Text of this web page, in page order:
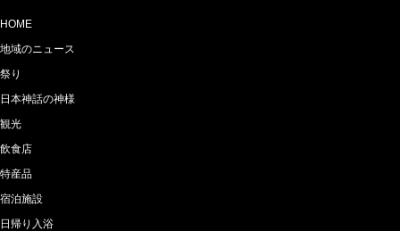
HOME
地域のニュース
祭り
日本神話の神様
観光
飲食店
特産品
宿泊施設
日帰り入浴